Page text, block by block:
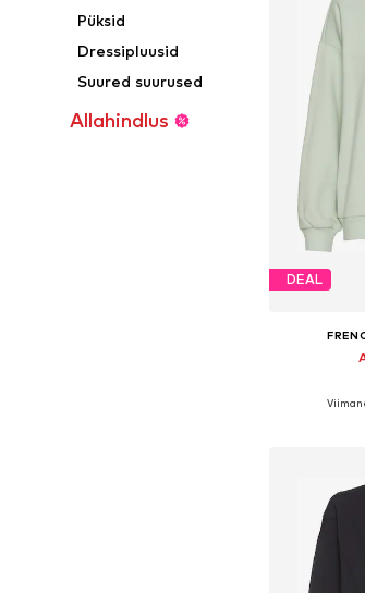
Püksid
Dressipluusid
Suured suurused
Allahindlus
DEAL